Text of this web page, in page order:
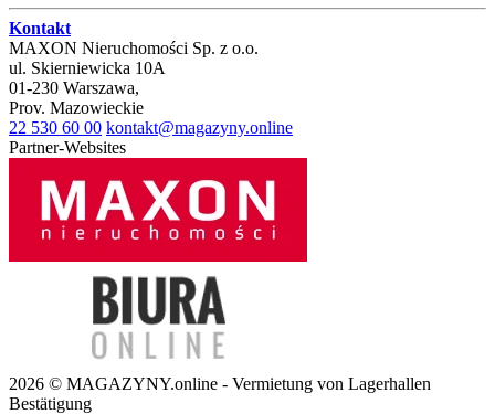
Kontakt
MAXON Nieruchomości Sp. z o.o.
ul. Skierniewicka 10A
01-230 Warszawa,
Prov. Mazowieckie
22 530 60 00 kontakt@magazyny.online
Partner-Websites
2026 © MAGAZYNY.online - Vermietung von Lagerhallen
Bestätigung